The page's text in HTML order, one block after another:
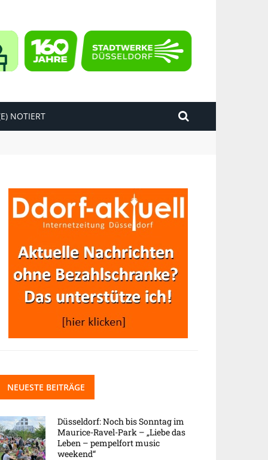
NOTIERT
NEUESTE BEITRÄGE
Düsseldorf: Noch bis Sonntag im
Maurice-Ravel-Park – „Liebe das
Leben – pempelfort music
weekend“